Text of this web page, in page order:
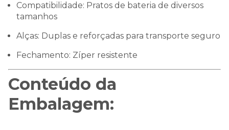
Compatibilidade: Pratos de bateria de diversos
tamanhos
Alças: Duplas e reforçadas para transporte seguro
Fechamento: Zíper resistente
Conteúdo da
Embalagem: